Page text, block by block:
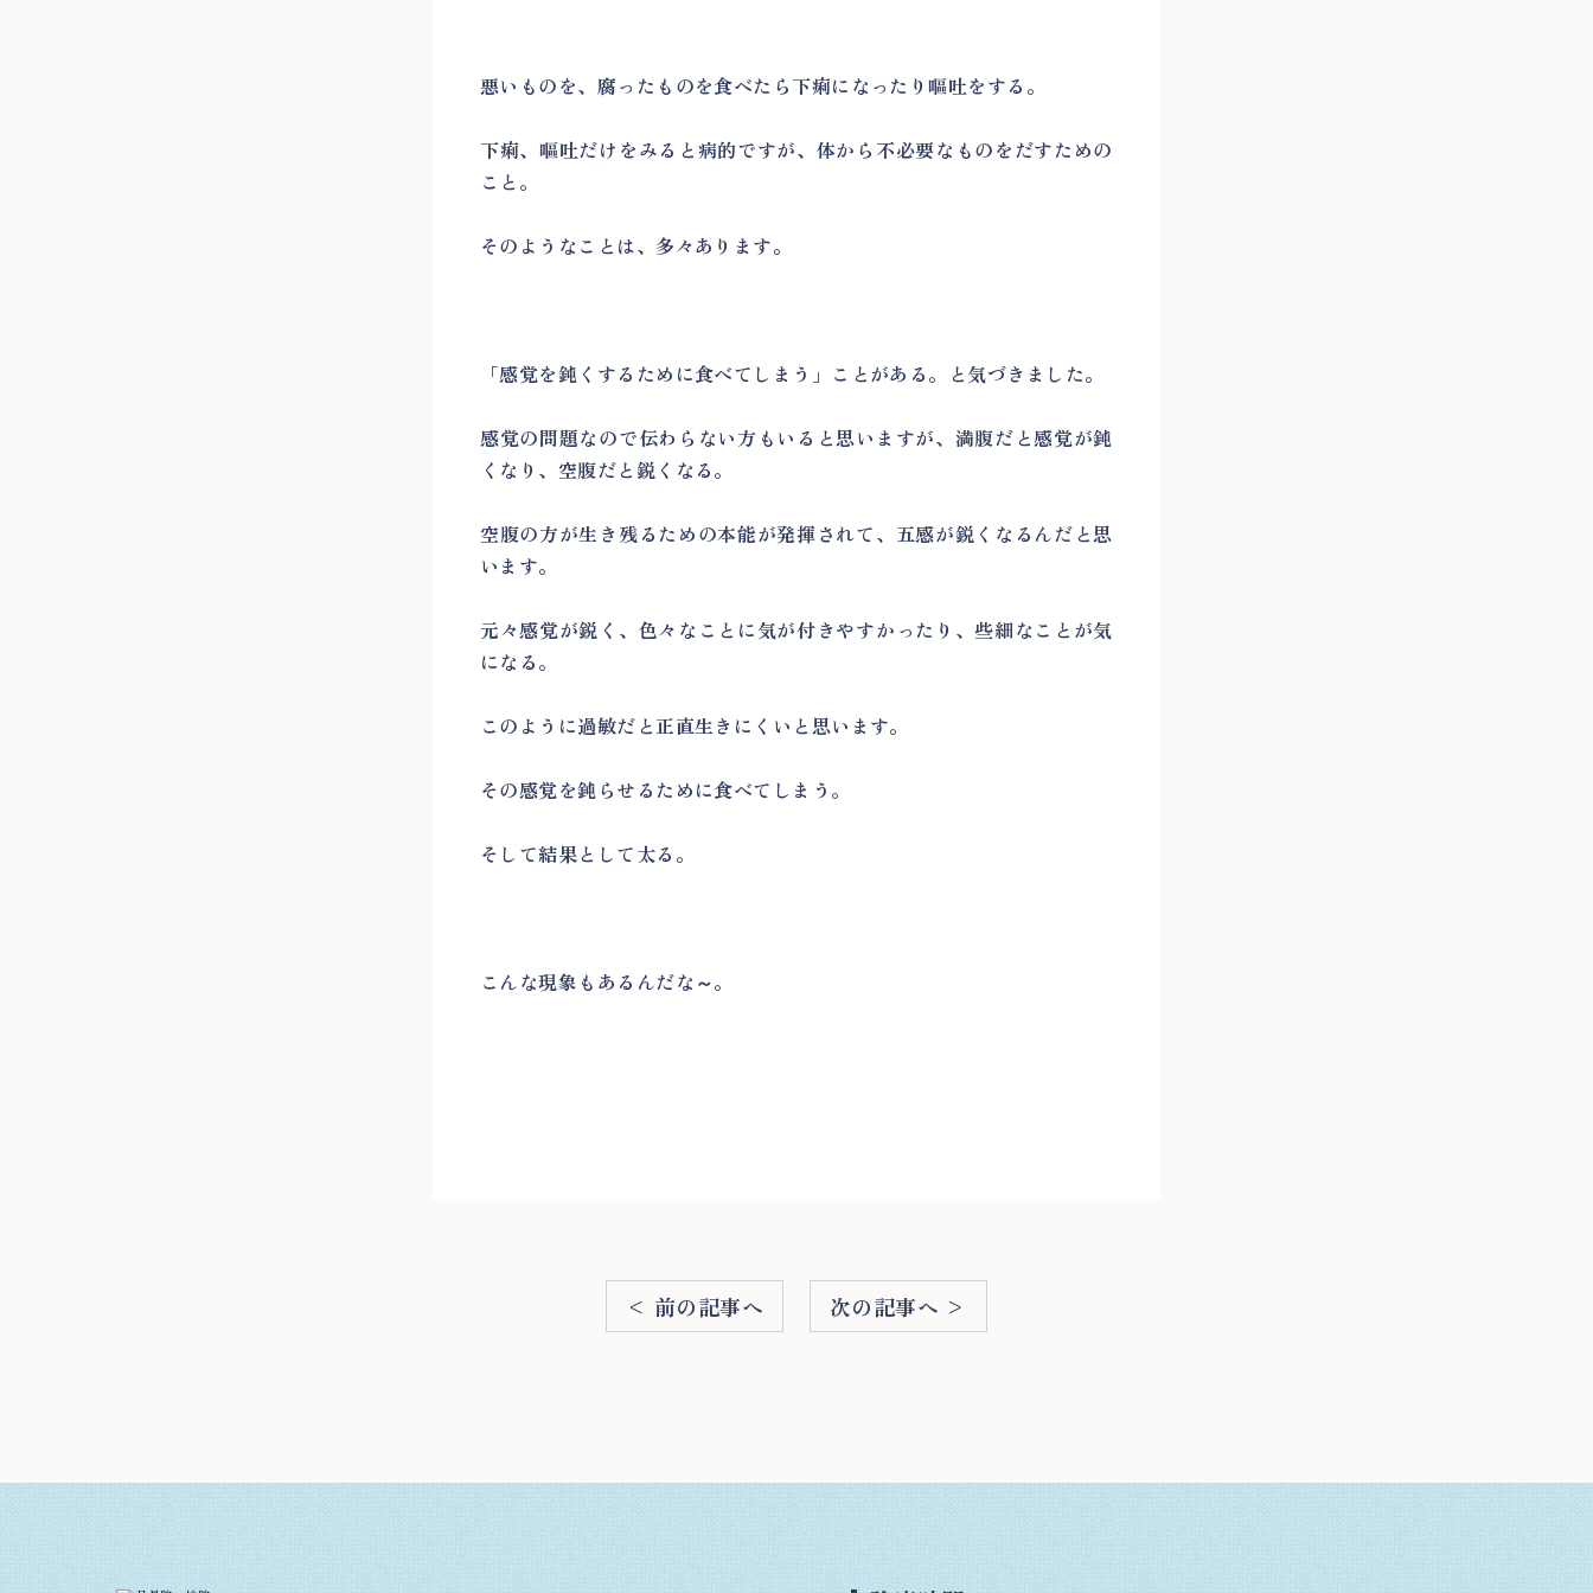
悪いものを、腐ったものを食べたら下痢になったり嘔吐をする。
下痢、嘔吐だけをみると病的ですが、体から不必要なものをだすための
こと。
そのようなことは、多々あります。
「感覚を鈍くするために食べてしまう」ことがある。と気づきました。
感覚の問題なので伝わらない方もいると思いますが、満腹だと感覚が鈍
くなり、空腹だと鋭くなる。
空腹の方が生き残るための本能が発揮されて、五感が鋭くなるんだと思
います。
元々感覚が鋭く、色々なことに気が付きやすかったり、些細なことが気
になる。
このように過敏だと正直生きにくいと思います。
その感覚を鈍らせるために食べてしまう。
そして結果として太る。
こんな現象もあるんだな～。
< 前の記事へ 次の記事へ >